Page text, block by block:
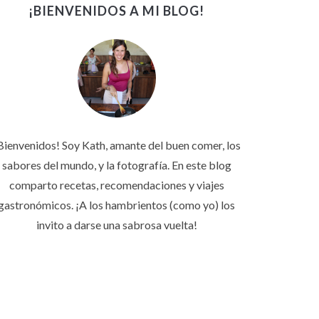
¡BIENVENIDOS A MI BLOG!
Soy Kath, amante del buen comer, los
sabores del mundo, y la fotografía. En este blog
comparto recetas, recomendaciones y viajes
¡A los hambrientos (como yo) los
invito a darse una sabrosa vuelta!